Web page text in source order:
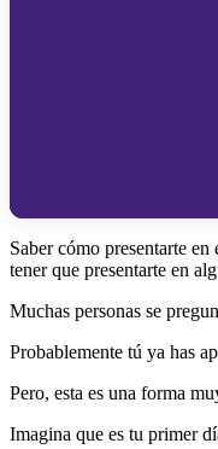
Saber cómo presentarte
tener que presentarte en
Muchas personas se
Probablemente tú ya
Pero, esta es una forma
Imagina que es tu primer